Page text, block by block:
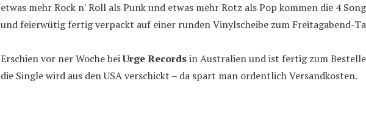
etwas mehr Rock n' Roll als Punk und etwas mehr Rotz als Pop kommen die 4
und feierwütig fertig verpackt auf einer runden Vinylscheibe zum Freitagabend-
Erschien vor ner Woche beiUrge Recordsin Australien und ist fertig zum
die Single wird aus den USA verschickt – da spart man ordentlich Versandkosten.